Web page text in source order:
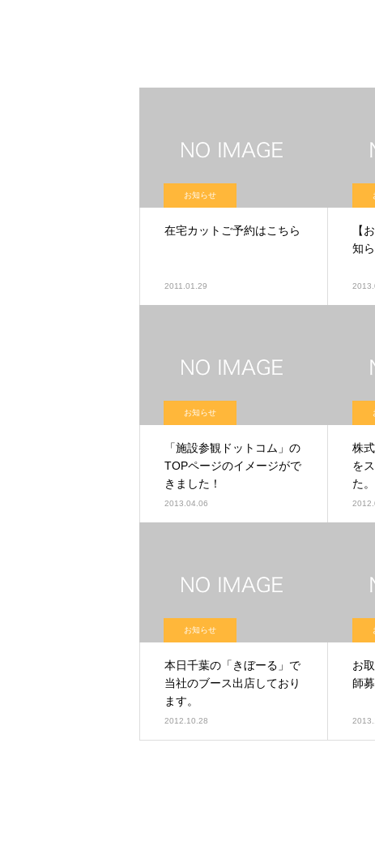
お知らせ
在宅カットご予約はこちら
2011.01.29
【
知
お知らせ
「施設参観ドットコム」の
TOPページのイメージがで
きました！
2013.04.06
株
を
た。
お知らせ
本日千葉の「きぼーる」で
当社のブース出店しており
ます。
2012.10.28
お
師